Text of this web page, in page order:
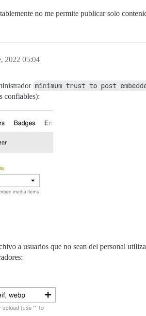
no me permite publicar solo
2022 05:04
minimum trust to post
confiables):
a usuarios que no sean del personal